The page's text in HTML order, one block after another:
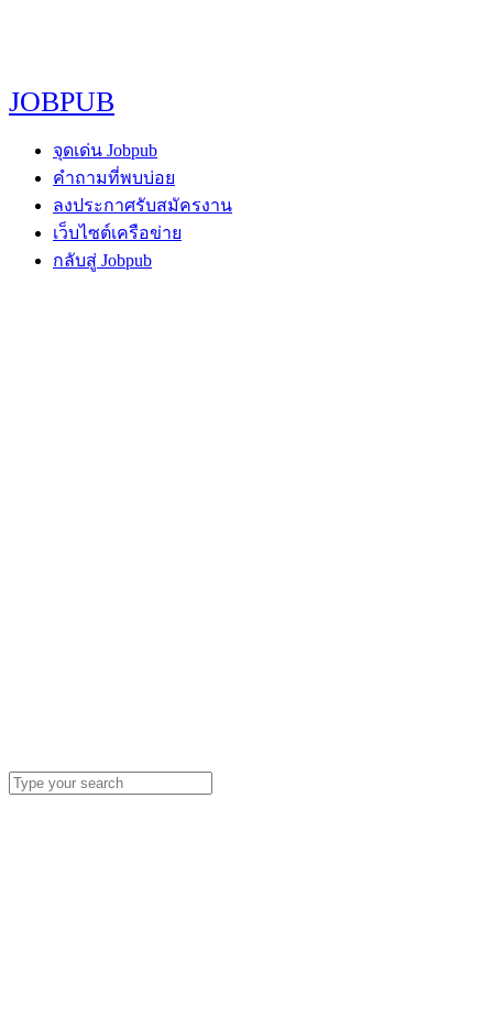
JOBPUB
จุดเด่น Jobpub
คำถามที่พบบ่อย
ลงประกาศรับสมัครงาน
เว็บไซต์เครือข่าย
กลับสู่ Jobpub